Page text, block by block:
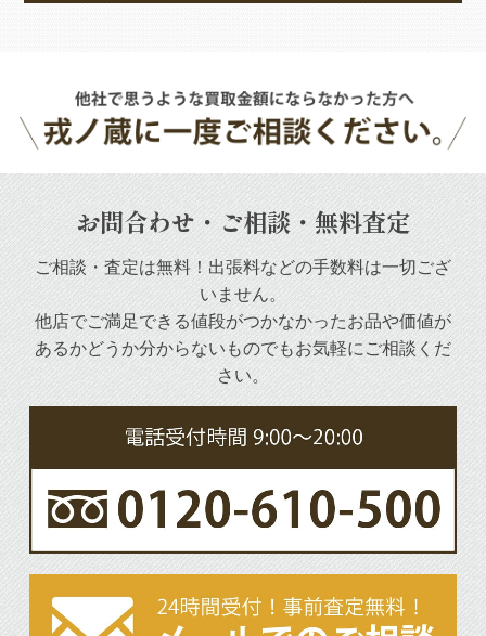
お問合わせ・ご相談・無料査定
ご相談・査定は無料！出張料などの手数料は一切ござ
いません。
他店でご満足できる値段がつかなかったお品や価値が
あるかどうか分からないものでもお気軽にご相談くだ
さい。